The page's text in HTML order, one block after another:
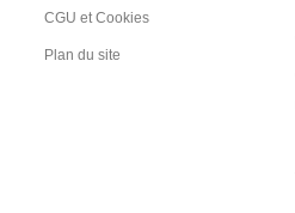
CGU et Cookies
Plan du site